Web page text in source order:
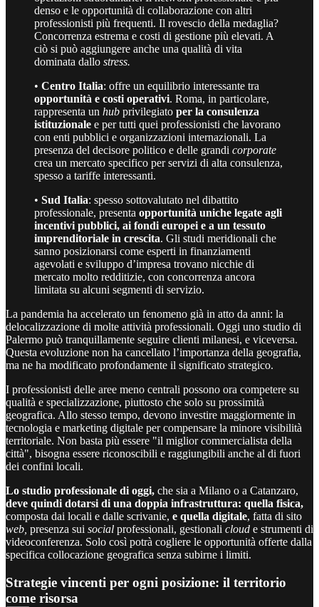
denso e le opportunità di collaborazione con altri
professionisti più frequenti. Il rovescio della medaglia?
Concorrenza estrema e costi di gestione più elevati. A
ciò si può aggiungere anche una qualità di vita
dominata dallo stress.
• Centro Italia: offre un equilibrio interessante tra
opportunità e costi operativi. Roma, in particolare,
rappresenta un hub privilegiato per la consulenza
istituzionale e per tutti quei professionisti che lavorano
con enti pubblici e organizzazioni internazionali. La
presenza del decisore politico e delle grandi corporate
crea un mercato specifico per servizi di alta consulenza,
spesso a tariffe interessanti.
• Sud Italia: spesso sottovalutato nel dibattito
professionale, presenta opportunità uniche legate agli
incentivi pubblici, ai fondi europei e a un tessuto
imprenditoriale in crescita. Gli studi meridionali che
sanno posizionarsi come esperti in finanziamenti
agevolati e sviluppo d’impresa trovano nicchie di
mercato molto redditizie, con concorrenza ancora
limitata su alcuni segmenti di servizio.
La pandemia ha accelerato un fenomeno già in atto da anni: la
delocalizzazione di molte attività professionali. Oggi uno studio di
Palermo può tranquillamente seguire clienti milanesi, e viceversa.
Questa evoluzione non ha cancellato l’importanza della geografia,
ma ne ha modificato profondamente il significato strategico.
I professionisti delle aree meno centrali possono ora competere su
qualità e specializzazione, piuttosto che solo su prossimità
geografica. Allo stesso tempo, devono investire maggiormente in
tecnologia e marketing digitale per compensare la minore visibilità
territoriale. Non basta più essere "il miglior commercialista della
città", bisogna essere riconoscibili e raggiungibili anche al di fuori
dei confini locali.
Lo studio professionale di oggi, che sia a Milano o a Catanzaro,
deve quindi dotarsi di una doppia infrastruttura: quella fisica,
composta dai locali e dalle scrivanie, e quella digitale, fatta di sito
web, presenza sui social professionali, gestionali cloud e strumenti di
videoconferenza. Solo così potrà cogliere le opportunità offerte dalla
specifica collocazione geografica senza subirne i limiti.
Strategie vincenti per ogni posizione: il territorio
come risorsa